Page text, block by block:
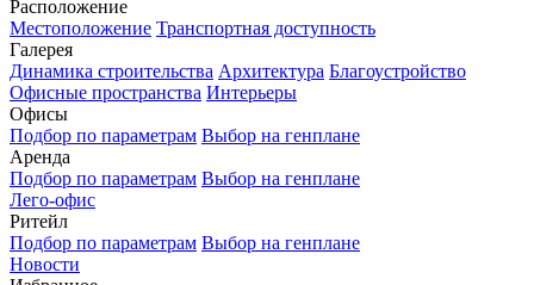
Расположение
Местоположение Транспортная доступность
Галерея
Динамика строительства Архитектура Благоустройство
Офисные пространства Интерьеры
Офисы
Подбор по параметрам Выбор на генплане
Аренда
Подбор по параметрам Выбор на генплане
Лего-офис
Ритейл
Подбор по параметрам Выбор на генплане
Новости